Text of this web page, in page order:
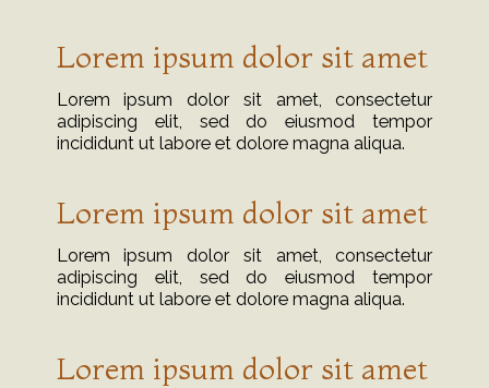
Lorem ipsum dolor sit amet
Lorem ipsum dolor sit amet, consectetur
adipiscing elit, sed do eiusmod tempor
incididunt ut labore et dolore magna aliqua.
Lorem ipsum dolor sit amet
Lorem ipsum dolor sit amet, consectetur
adipiscing elit, sed do eiusmod tempor
incididunt ut labore et dolore magna aliqua.
Lorem ipsum dolor sit amet